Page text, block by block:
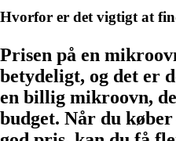
Hvorfor er det vigtigt at
Prisen på en
betydeligt, og det er
en billig mikroovn,
budget. Når du